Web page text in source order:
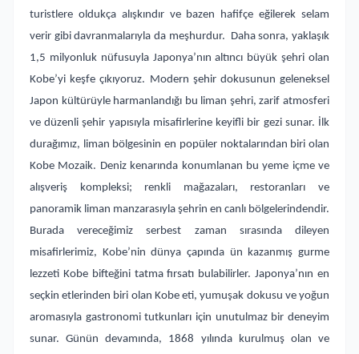
turistlere oldukça alışkındır ve bazen hafifçe eğilerek selam
verir gibi davranmalarıyla da meşhurdur. Daha sonra, yaklaşık
1,5 milyonluk nüfusuyla Japonya’nın altıncı büyük şehri olan
Kobe’yi keşfe çıkıyoruz. Modern şehir dokusunun geleneksel
Japon kültürüyle harmanlandığı bu liman şehri, zarif atmosferi
ve düzenli şehir yapısıyla misafirlerine keyifli bir gezi sunar. İlk
durağımız, liman bölgesinin en popüler noktalarından biri olan
Kobe Mozaik. Deniz kenarında konumlanan bu yeme içme ve
alışveriş kompleksi; renkli mağazaları, restoranları ve
panoramik liman manzarasıyla şehrin en canlı bölgelerindendir.
Burada vereceğimiz serbest zaman sırasında dileyen
misafirlerimiz, Kobe’nin dünya çapında ün kazanmış gurme
lezzeti Kobe bifteğini tatma fırsatı bulabilirler. Japonya’nın en
seçkin etlerinden biri olan Kobe eti, yumuşak dokusu ve yoğun
aromasıyla gastronomi tutkunları için unutulmaz bir deneyim
sunar. Günün devamında, 1868 yılında kurulmuş olan ve